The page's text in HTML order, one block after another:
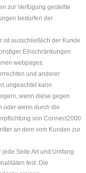
zur Verfügung gestellte
bedürfen der
ist ausschließlich der Kunde
Einschränkungen
webpages,
und anderer
ungeachtet kann
wenn diese gegen
oder wenn durch die
von Connect2000
an dem vom Kunden zur
Seite Art und Umfang
fest. Die